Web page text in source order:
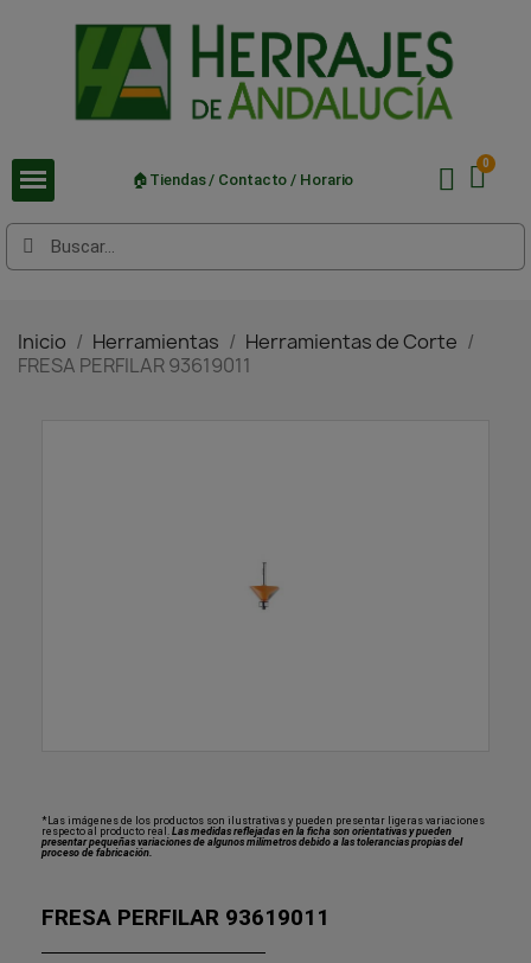
🏠Tiendas / Contacto / Horario
Inicio Herramientas
Herramientas de Corte
FRESA PERFILAR 93619011
*Las imágenes de los productos son ilustrativas y pueden presentar ligeras variaciones
respecto al producto real. Las medidas reflejadas en la ficha son orientativas y pueden
presentar pequeñas variaciones de algunos milímetros debido a las tolerancias propias del
proceso de fabricación.
FRESA PERFILAR 93619011